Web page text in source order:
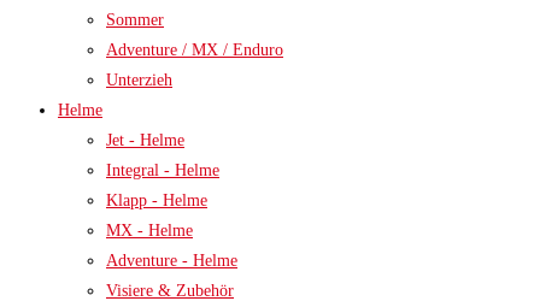
Sommer
Adventure / MX / Enduro
Unterzieh
Helme
Jet - Helme
Integral - Helme
Klapp - Helme
MX - Helme
Adventure - Helme
Visiere & Zubehör